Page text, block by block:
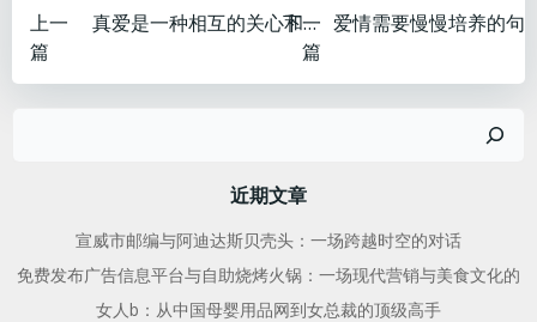
文
章
上一
篇
真爱是一种相互的关心和关爱吗
文
章
航
下一
篇
近期文章
宣威市邮编与阿迪达斯贝壳头：一场跨越时空的对话
免费发布广告信息平台与自助烧烤火锅：一场现代营销与美食文化的
女人b：从中国母婴用品网到女总裁的顶级高手